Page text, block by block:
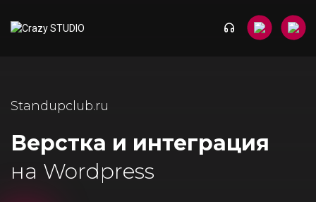
Standupclub.ru
Верстка и интеграция
на Wordpress